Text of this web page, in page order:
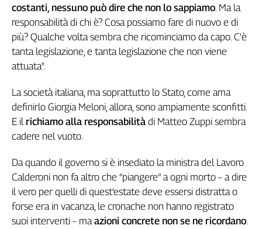
Inserti
Idea
Diffusa
InFlai
Le
trasmissioni
tv
Work
L'Italia
nel
Lavoro
Territori
costanti, nessuno può dire che non lo sappiamo. Ma la
responsabilità di chi è? Cosa possiamo fare di nuovo e di
più? Qualche volta sembra che ricominciamo da capo. C'è
tanta legislazione, e tanta legislazione che non viene
attuata".
La società italiana, ma soprattutto lo Stato, come ama
definirlo Giorgia Meloni, allora, sono ampiamente sconfitti.
E il richiamo alla responsabilità di Matteo Zuppi sembra
cadere nel vuoto.
Da quando il governo si è insediato la ministra del Lavoro
Calderoni non fa altro che “piangere” a ogni morto – a dire
il vero per quelli di quest’estate deve essersi distratta o
forse era in vacanza, le cronache non hanno registrato
suoi interventi – maazioni concrete non se ne ricordano.